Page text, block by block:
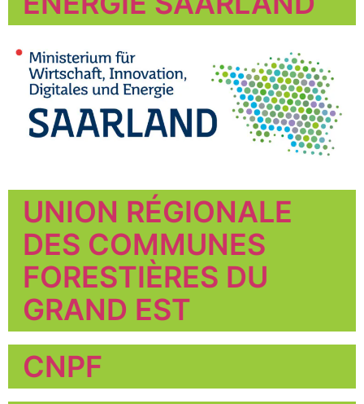
UNION RÉGIONALE
DES COMMUNES
FORESTIÈRES DU
GRAND EST
CNPF